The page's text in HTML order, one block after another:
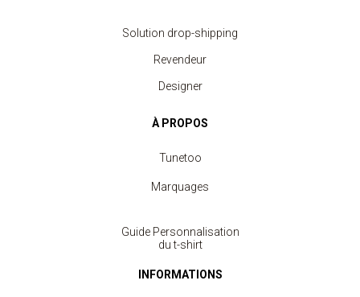
Solution drop-shipping
Revendeur
Designer
À PROPOS
Tunetoo
Marquages
Guide Personnalisation
du t-shirt
INFORMATIONS